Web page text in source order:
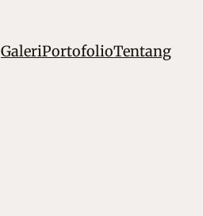
GaleriPortofolioTentang